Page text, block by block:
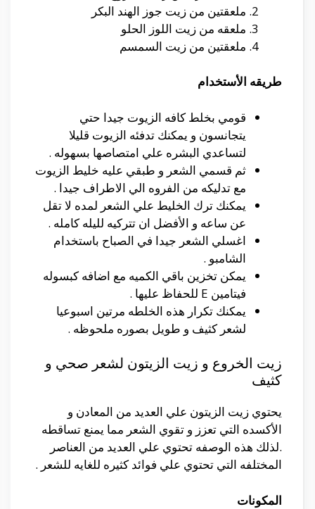
ملعقتين من زيت جوز الهند البكر
ملعقه من زيت اللوز الحلو
ملعقتين من زيت السمسم
طريقه الأستخدام
قومي بخلط كافه الزيوت جيدا حتي
يتجانسون و يمكنك تدفئه الزيوت قليلا
لتساعدي البشره علي امتصاصها بسهوله .
ثم قسمي الشعر و طبقي عليه خليط الزيوت
مع تدليكه من الفروه الي الاطراف جيدا .
يمكنك ترك الخليط علي الشعر لمده لا تقل
عن ساعه و الأفضل ان تتركيه لليله كامله .
اغسلي الشعر جيدا في الصباح باستخدام
الشامبو .
يمكن تخزين باقي الكميه مع اضافه كبسوله
فيتامين E للحفاظ عليها .
يمكنك تكرار هذه الخلطه مرتين اسبوعيا
لشعر كثيف و طويل بصوره ملحوظه .
زيت الخروع و زيت الزيتون لشعر صحي و
كثيف
يحتوي زيت الزيتون علي العديد من المعادن و
الأكسده التي تعزز و تقوي الشعر مما يمنع تساقطه
.لذلك هذه الوصفه تحتوي علي العديد من العناصر
المختلفه التي تحتوي علي فوائد كثيره للغايه للشعر .
المكونات